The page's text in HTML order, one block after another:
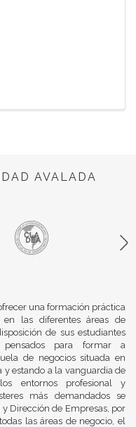
AVALADA
una formación práctica
en las diferentes áreas de
de sus estudiantes
pensados para formar a
de negocios situada en
estando a la vanguardia de
entornos profesional y
más demandados se
Dirección de Empresas, por
las áreas de negocio, el